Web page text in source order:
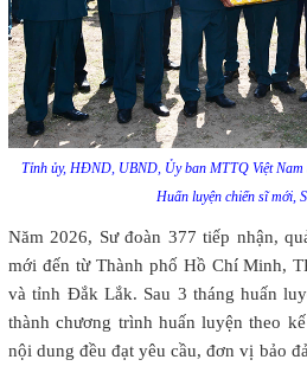
Tỉnh ủy, HĐND, UBND, Ủy ban MTTQ Việt Nam
Huấn luyện chiến sĩ mới,
Năm 2026, Sư đoàn 377 tiếp nhận,
mới đến từ Thành phố Hồ Chí Minh,
và tỉnh Đắk Lắk. Sau 3 tháng huấn
thành chương trình huấn luyện theo
nội dung đều đạt yêu cầu, đơn vị bảo